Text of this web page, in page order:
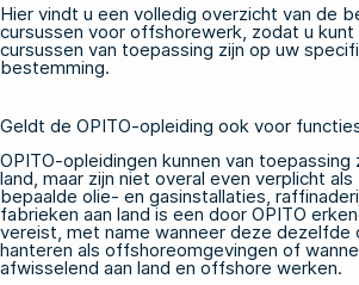
Hier vindt u een volledig overzicht van de
cursussen voor offshorewerk , zodat u
cursussen van toepassing zijn op uw
bestemming.
Geldt de OPITO-opleiding ook voor
OPITO-opleidingen kunnen van toepassing
land, maar zijn niet overal even verplicht
bepaalde olie- en gasinstallaties,
fabrieken aan land is een door OPITO
vereist, met name wanneer deze dezelfde
hanteren als offshoreomgevingen of
afwisselend aan land en offshore werken.